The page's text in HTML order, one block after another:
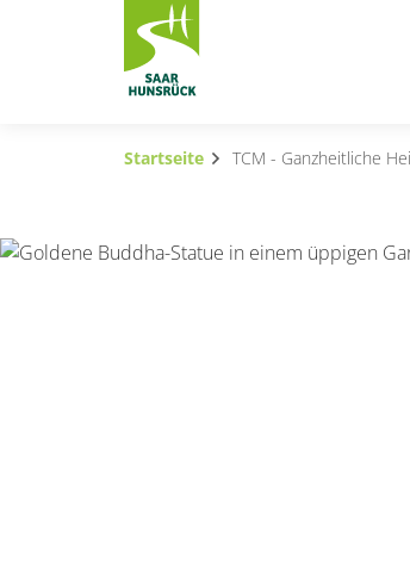
Zum Hauptinhalt springen
Startseite TCM - Ganzheitliche